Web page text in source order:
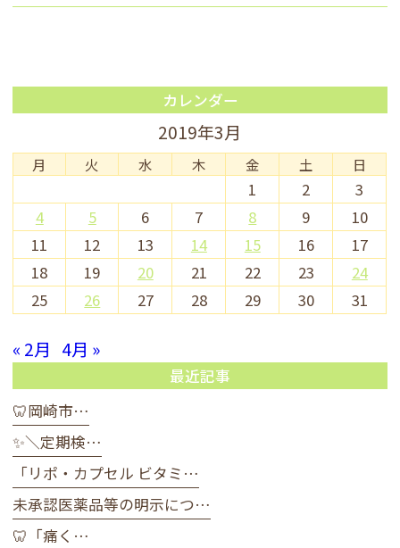
カレンダー
2019年3月
月 火 水 木 金 土 日
1 2
3
4
5 6 7 8 9
10
11
12 13 14 15 16
17
18
19 20 21 22 23
24
25
26 27 28 29 30 31
« 2月 4月 »
最近記事
🦷岡崎市…
✨＼定期検…
「リポ・カプセル ビタミ…
未承認医薬品等の明示につ…
🦷「痛く…